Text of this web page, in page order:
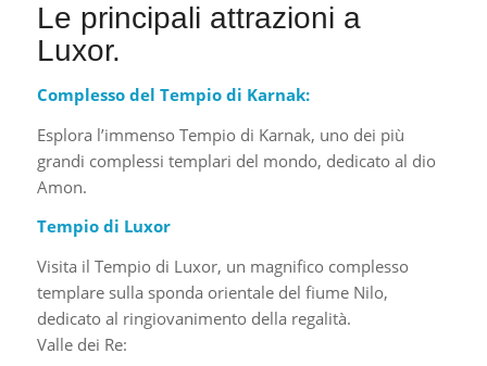
Le principali attrazioni a
Luxor.
Complesso del Tempio di Karnak:
Esplora l’immenso Tempio di Karnak, uno dei più
grandi complessi templari del mondo, dedicato al dio
Amon.
Tempio di Luxor
Visita il Tempio di Luxor, un magnifico complesso
templare sulla sponda orientale del fiume Nilo,
dedicato al ringiovanimento della regalità.
Valle dei Re: